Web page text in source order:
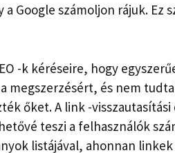
Google számoljon rájuk. Ez
-k kéréseire, hogy
megszerzésért, és nem
őket. A link -visszautasítási
teszi a felhasználók
listájával, ahonnan